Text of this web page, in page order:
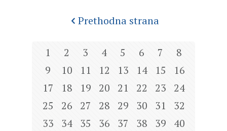
Prethodna strana
1 2 3 4 5 6 7
8
9
10 11 12 13 14 15
16
17
18 19 20 21 22 23
24
25
26 27 28 29 30 31
32
33
34 35 36 37 38 39
40